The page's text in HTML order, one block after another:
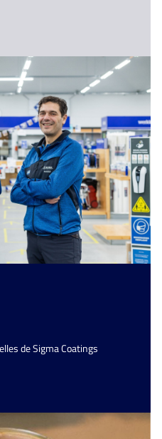
de Sigma Coatings